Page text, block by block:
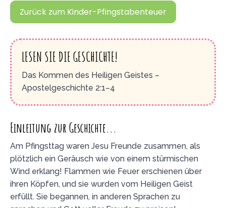
Zurück zum Kinder-Pfingstabenteuer
LESEN SIE DIE GESCHICHTE!
Das Kommen des Heiligen Geistes –
Apostelgeschichte 2:1–4
Einleitung zur Geschichte...
Am Pfingsttag waren Jesu Freunde zusammen, als
plötzlich ein Geräusch wie von einem stürmischen
Wind erklang! Flammen wie Feuer erschienen über
ihren Köpfen, und sie wurden vom Heiligen Geist
erfüllt. Sie begannen, in anderen Sprachen zu